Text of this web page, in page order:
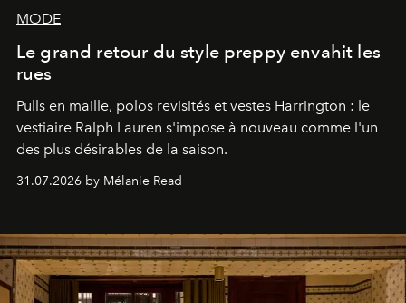
MODE
Le grand retour du style preppy envahit les
rues
Pulls en maille, polos revisités et vestes Harrington : le
vestiaire Ralph Lauren s'impose à nouveau comme l'un
des plus désirables de la saison.
31.07.2026 by Mélanie Read